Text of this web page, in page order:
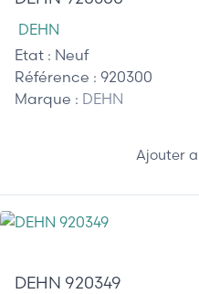
DEHN
Etat : Neuf
Référence : 920300
Marque : DEHN
Ajouter
DEHN 920349